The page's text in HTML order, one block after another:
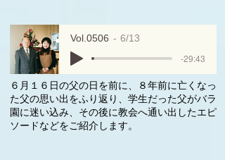
Vol.0506 6/13
-29:43
６月１６日の父の日を前に、８年前に亡くなっ
た父の思い出をふり返り、学生だった父がバラ
園に迷い込み、その後に教会へ通い出したエピ
ソードなどをご紹介します。